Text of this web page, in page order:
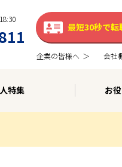
最短30秒で転
企業の皆様へ 会社
特集 お